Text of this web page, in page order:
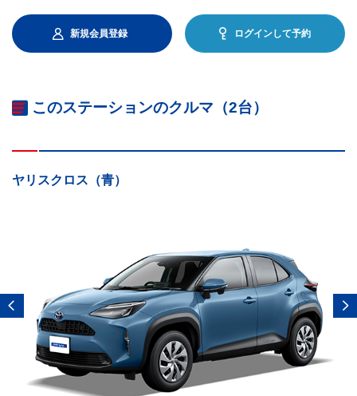
新規会員登録 ログインして予約
このステーションのクルマ（2台）
ヤリスクロス（青）